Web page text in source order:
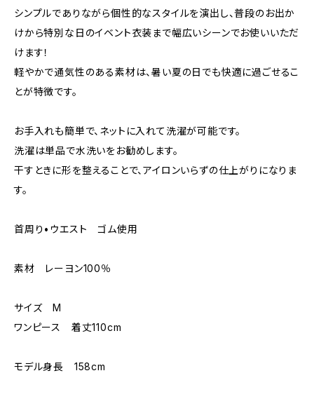
シンプルでありながら個性的なスタイルを演出し、普段のお出か
けから特別な日のイベント衣装まで幅広いシーンでお使いいただ
けます！
軽やかで通気性のある素材は、暑い夏の日でも快適に過ごせるこ
とが特徴です。
お手入れも簡単で、ネットに入れて洗濯が可能です。
洗濯は単品で水洗いをお勧めします。
干すときに形を整えることで、アイロンいらずの仕上がりになりま
す。
首周り•ウエスト ゴム使用
素材 レーヨン100％
サイズ M
ワンピース 着丈110cm
モデル身長 158cm